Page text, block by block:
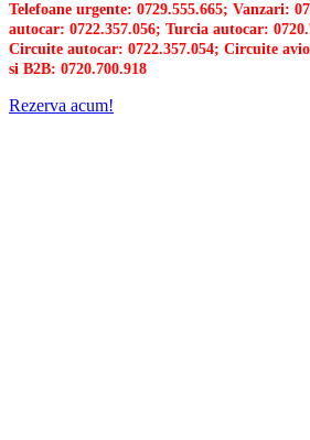
Telefoane urgente: 0729.555.665; Vanzari:
autocar: 0722.357.056; Turcia autocar:
Circuite autocar: 0722.357.054; Circuite
si B2B: 0720.700.918
Rezerva acum!